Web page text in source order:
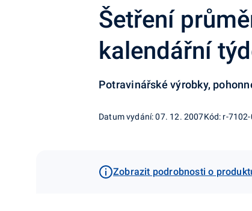
Šetření
kalendářní
Potravinářské výrobky,
Datum vydání: 07. 12. 2007Kód: r-
Zobrazit podrobnosti o